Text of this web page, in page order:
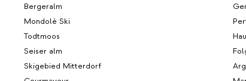
Bergeralm
Mondolè Ski
Todtmoos
Seiser alm
Skigebied Mitterdorf